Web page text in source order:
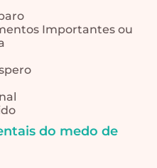
Importantes ou
do medo de